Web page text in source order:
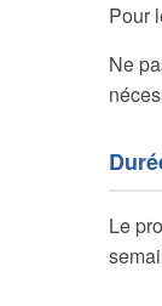
Pour
Ne
Le